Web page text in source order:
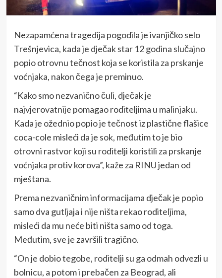
Nezapamćena tragedija pogodila je ivanjičko selo
Trešnjevica, kada je dječak star 12 godina slučajno
popio otrovnu tečnost koja se koristila za prskanje
voćnjaka, nakon čega je preminuo.
“Kako smo nezvanično čuli, dječak je
najvjerovatnije pomagao roditeljima u malinjaku.
Kada je ožednio popio je tečnost iz plastične flašice
coca-cole misleći da je sok, međutim to je bio
otrovni rastvor koji su roditelji koristili za prskanje
voćnjaka protiv korova”, kaže za RINU jedan od
mještana.
Prema nezvaničnim informacijama dječak je popio
samo dva gutljaja i nije ništa rekao roditeljima,
misleći da mu neće biti ništa samo od toga.
Međutim, sve je završili tragično.
“On je dobio tegobe, roditelji su ga odmah odvezli u
bolnicu, a potom i prebačen za Beograd, ali